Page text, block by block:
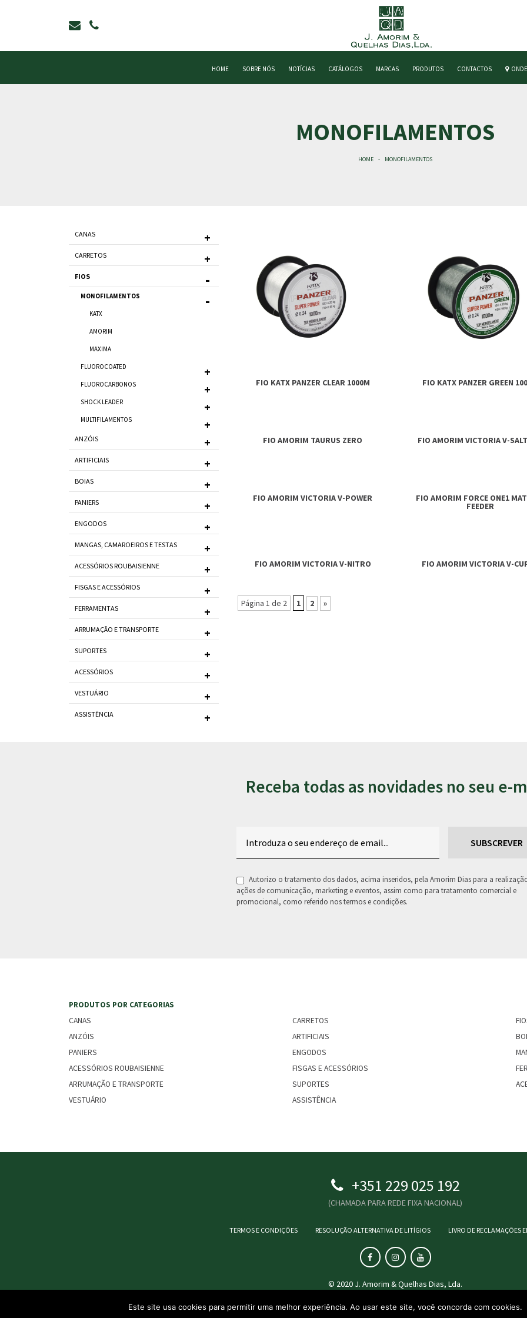
HOME SOBRE NÓS NOTÍCIAS CATÁLOGOS MARCAS PRODUTOS CONTACTOS ONDE
MONOFILAMENTOS
HOME MONOFILAMENTOS
CANAS
CARRETOS
FIOS
MONOFILAMENTOS
KATX
AMORIM
MAXIMA
FLUOROCOATED
FLUOROCARBONOS
SHOCK LEADER
MULTIFILAMENTOS
ANZÓIS
ARTIFICIAIS
BOIAS
PANIERS
ENGODOS
MANGAS, CAMAROEIROS E TESTAS
ACESSÓRIOS ROUBAISIENNE
FISGAS E ACESSÓRIOS
FERRAMENTAS
ARRUMAÇÃO E TRANSPORTE
SUPORTES
ACESSÓRIOS
VESTUÁRIO
ASSISTÊNCIA
FIO KATX PANZER CLEAR 1000M FIO KATX PANZER GREEN
FIO AMORIM TAURUS ZERO FIO AMORIM VICTORIA V-
FIO AMORIM VICTORIA V-POWER FIO AMORIM FORCE ONE1
FEEDER
FIO AMORIM VICTORIA V-NITRO FIO AMORIM VICTORIA V-
Página 1 de 2 1 2 »
Receba todas as novidades no seu e-
RGPDAutorizo o tratamento dos dados, acima inseridos, pela Amorim Dias para a
ações de comunicação, marketing e eventos, assim como para tratamento comercial e
promocional, como referido nos termos e condições.
PRODUTOS POR CATEGORIAS
CANAS
CARRETOS
ANZÓIS
ARTIFICIAIS
PANIERS
ENGODOS
ACESSÓRIOS ROUBAISIENNE
FISGAS E ACESSÓRIOS
ARRUMAÇÃO E TRANSPORTE
SUPORTES
VESTUÁRIO
ASSISTÊNCIA
+351 229 025 192
(CHAMADA PARA REDE FIXA NACIONAL)
TERMOS E CONDIÇÕES RESOLUÇÃO ALTERNATIVA DE LITÍGIOS LIVRO DE RECLAMAÇÕES
© 2020 J. Amorim & Quelhas Dias, Lda.
Este site usa cookies para permitir uma melhor experiência. Ao usar este site, você concorda com cookies.